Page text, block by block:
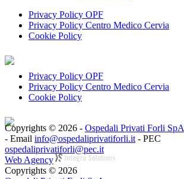
Privacy Policy OPF
Privacy Policy Centro Medico Cervia
Cookie Policy
Privacy Policy OPF
Privacy Policy Centro Medico Cervia
Cookie Policy
Copyrights © 2026 - Ospedali Privati Forli SpA
- Email info@ospedaliprivatiforli.it - PEC
ospedaliprivatiforli@pec.it
Web Agency
Copyrights © 2026